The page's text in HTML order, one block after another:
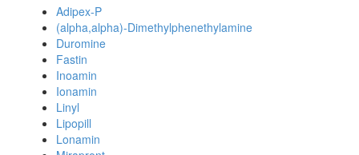
Adipex-P
(alpha,alpha)-Dimethylphenethylamine
Duromine
Fastin
Inoamin
Ionamin
Linyl
Lipopill
Lonamin